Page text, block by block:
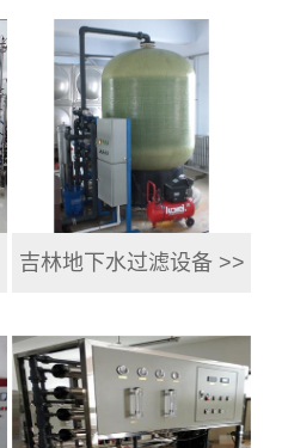
吉林地下水过滤设备 >>